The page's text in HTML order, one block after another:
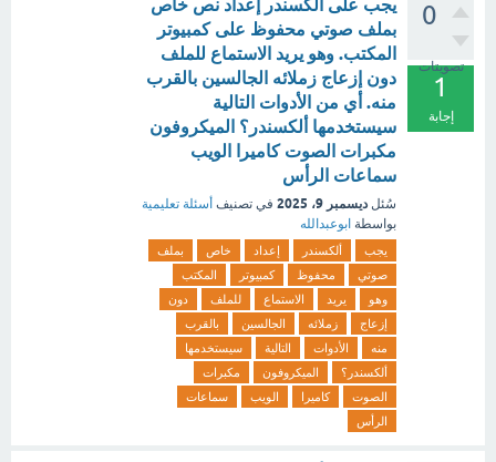
0
تصويتات
1
إجابة
يجب على ألكسندر إعداد نص خاص
بملف صوتي محفوظ على كمبيوتر
المكتب. وهو يريد الاستماع للملف
دون إزعاج زملائه الجالسين بالقرب
منه. أي من الأدوات التالية
سيستخدمها ألكسندر؟ الميكروفون
مكبرات الصوت كاميرا الويب
سماعات الرأس
سُئل ديسمبر 9، 2025 في تصنيف أسئلة تعليمية
بواسطة ابوعبدالله
يجب ألكسندر إعداد خاص
بملف
صوتي
محفوظ كمبيوتر
المكتب
وهو
يريد الاستماع للملف
دون
إزعاج
زملائه الجالسين
بالقرب
منه
الأدوات التالية
سيستخدمها
ألكسندر؟
الميكروفون
مكبرات
الصوت
كاميرا الويب
سماعات
الرأس